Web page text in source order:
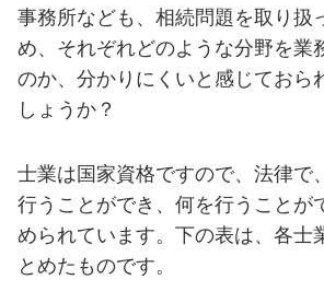
事務所なども、相続問題を取り扱
め、それぞれどのような分野を業
のか、分かりにくいと感じておら
しょうか？
士業は国家資格ですので、法律で
行うことができ、何を行うことが
められています。下の表は、各士
とめたものです。